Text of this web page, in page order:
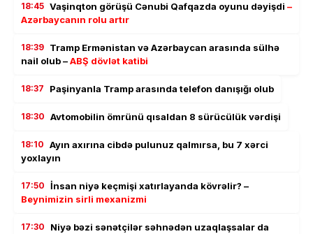
18:45 Vaşinqton görüşü Cənubi Qafqazda oyunu dəyişdi –
Azərbaycanın rolu artır
18:39 Tramp Ermənistan və Azərbaycan arasında sülhə
nail olub –ABŞ dövlət katibi
18:37 Paşinyanla Tramp arasında telefon danışığı olub
18:30 Avtomobilin ömrünü qısaldan 8 sürücülük vərdişi
18:10 Ayın axırına cibdə pulunuz qalmırsa, bu 7 xərci
yoxlayın
17:50 İnsan niyə keçmişi xatırlayanda kövrəlir? –
Beynimizin sirli mexanizmi
17:30
Niyə bəzi sənətçilər səhnədən uzaqlaşsalar da